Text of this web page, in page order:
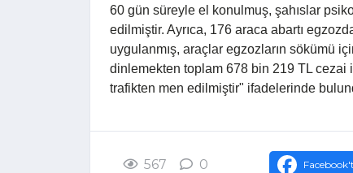
60 gün süreyle el konulmuş, şahıslar
edilmiştir. Ayrıca, 176 araca abartı
uygulanmış, araçlar egzozların sökümü
dinlemekten toplam 678 bin 219 TL cezai
trafikten men edilmiştir" ifadelerinde
567 0